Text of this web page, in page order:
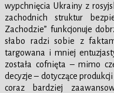
wypchnięcia Ukrainy z
zachodnich struktur
Zachodzie” funkcjonuje
słabo radzi sobie z
targowana i mniej
została cofnięta – mimo
decyzje – dotyczące
coraz bardziej